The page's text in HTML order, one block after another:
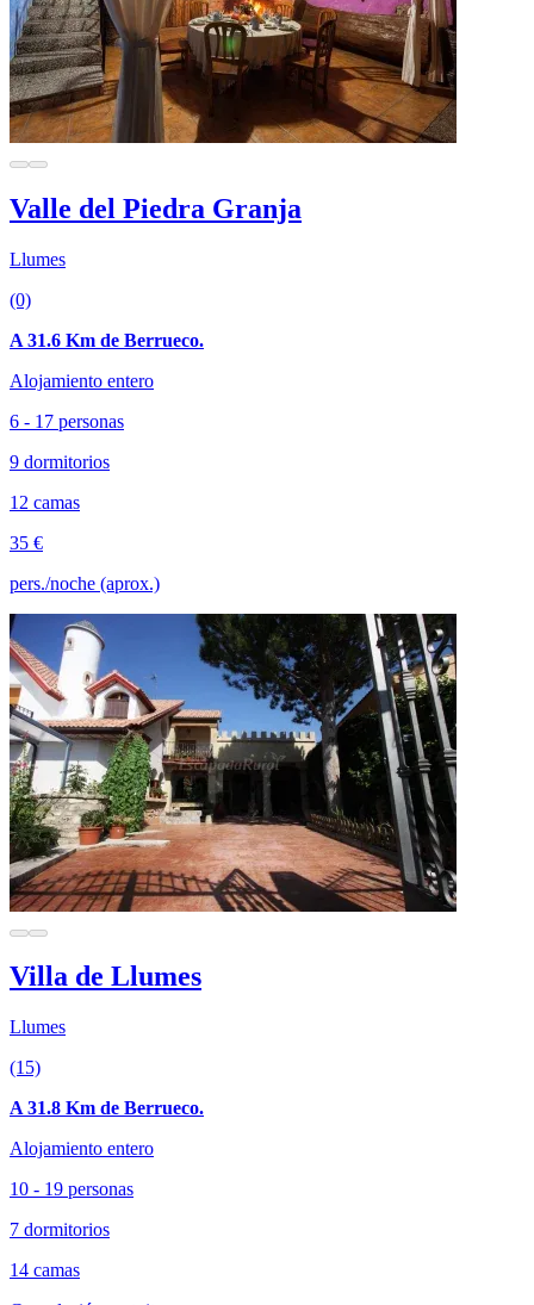
Valle del Piedra Granja
Llumes
(0)
A 31.6 Km de Berrueco.
Alojamiento entero
6 - 17 personas
9 dormitorios
12 camas
35 €
pers./noche (aprox.)
Villa de Llumes
Llumes
(15)
A 31.8 Km de Berrueco.
Alojamiento entero
10 - 19 personas
7 dormitorios
14 camas